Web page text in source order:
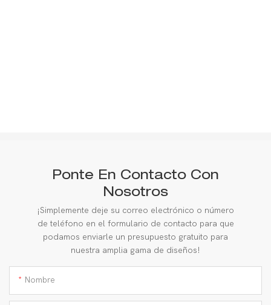
Ponte En Contacto Con
Nosotros
¡Simplemente deje su correo electrónico o número
de teléfono en el formulario de contacto para que
podamos enviarle un presupuesto gratuito para
nuestra amplia gama de diseños!
Nombre